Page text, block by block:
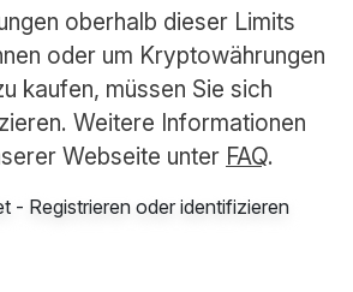
oberhalb dieser Limits
oder um Kryptowährungen
kaufen, müssen Sie sich
Weitere Informationen
Webseite unter FAQ.